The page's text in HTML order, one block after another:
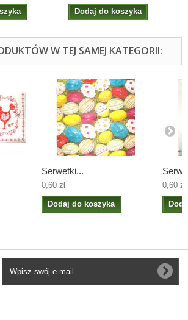
Dodaj do koszyka
W TEJ SAMEJ KATEGORII:
Serwetki...
0,60 zł
Dodaj do koszyka
0,60 zł